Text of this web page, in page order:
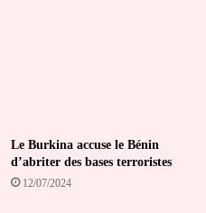
Le Burkina accuse le Bénin
d’abriter des bases terroristes
12/07/2024